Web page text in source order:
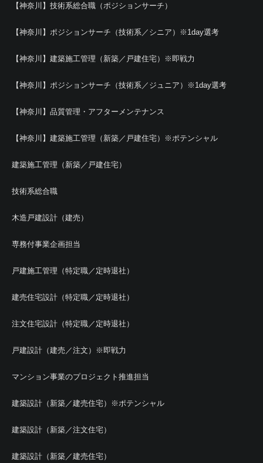
【神奈川】技術系総合職（ポジションサーチ）
【神奈川】ポジションサーチ（技術系／シニア）※1day選考
【神奈川】建築施工管理（新築／戸建住宅）※即戦力
【神奈川】ポジションサーチ（技術系／ジュニア）※1day選考
【神奈川】品質管理・アフターメンテナンス
【神奈川】建築施工管理（新築／戸建住宅）※ポテンシャル
建築施工管理（新築／戸建住宅）
技術系総合職
木造戸建設計（建売）
専務付事業企画担当
戸建施工管理（特定職／定時退社）
建売住宅設計（特定職／定時退社）
注文住宅設計（特定職／定時退社）
戸建設計（建売／注文）※即戦力
マンション事業のプロジェクト推進担当
建築設計（新築／建売住宅）※ポテンシャル
建築設計（新築／注文住宅）
建築設計（新築／建売住宅）